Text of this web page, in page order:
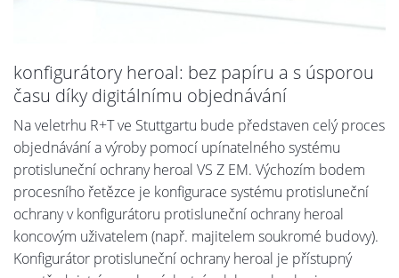
konfigurátory heroal: bez papíru a s úsporou
času díky digitálnímu objednávání
Na veletrhu R+T ve Stuttgartu bude představen celý proces
objednávání a výroby pomocí upínatelného systému
protisluneční ochrany heroal VS Z EM. Výchozím bodem
procesního řetězce je konfigurace systému protisluneční
ochrany v konfigurátoru protisluneční ochrany heroal
koncovým uživatelem (např. majitelem soukromé budovy).
Konfigurátor protisluneční ochrany heroal je přístupný